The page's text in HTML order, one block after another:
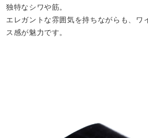
独特なシワや筋。
エレガントな雰囲気を持ちながらも、ワ
ス感が魅力です。